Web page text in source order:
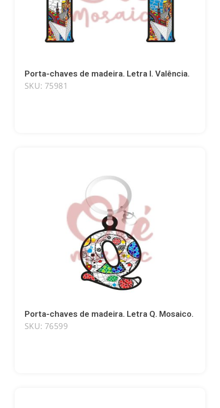
Porta-chaves de madeira. Letra I. Valência.
SKU: 75981
Porta-chaves de madeira. Letra Q. Mosaico.
SKU: 76599